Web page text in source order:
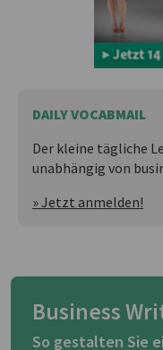
DAILY VOCABMAIL
Der kleine tägliche
unabhängig von
» Jetzt anmelden!
Business
So gestalten Sie